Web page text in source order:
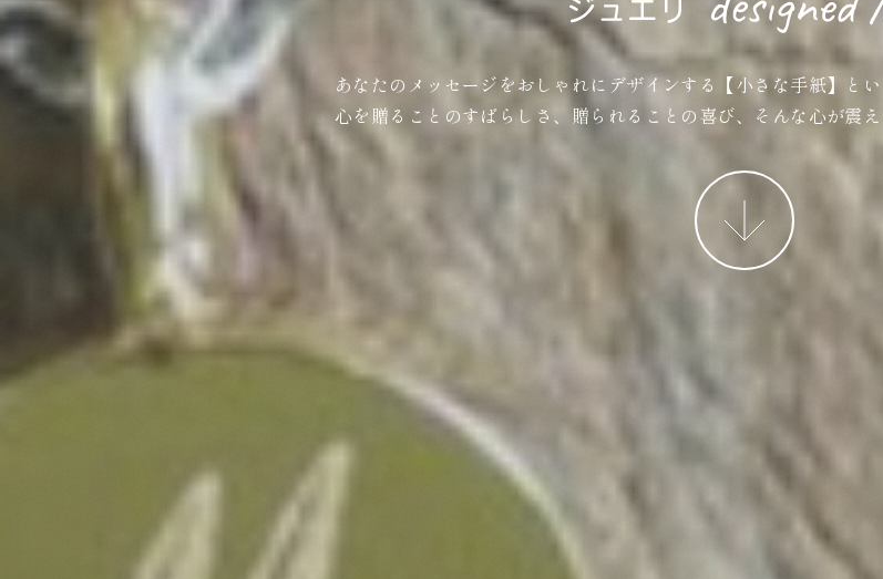
あなたのメッセージをおしゃれにデザインする【小さな手紙】と
心を贈ることのすばらしさ、贈られることの喜び、そんな心が震
More